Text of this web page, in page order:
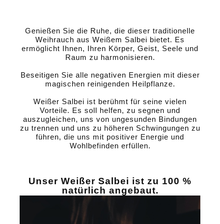
Genießen Sie die Ruhe, die dieser traditionelle
Weihrauch aus Weißem Salbei bietet. Es
ermöglicht Ihnen, Ihren Körper, Geist, Seele und
Raum zu harmonisieren.
Beseitigen Sie alle negativen Energien mit dieser
magischen reinigenden Heilpflanze.
Weißer Salbei ist berühmt für seine vielen
Vorteile. Es soll helfen, zu segnen und
auszugleichen, uns von ungesunden Bindungen
zu trennen und uns zu höheren Schwingungen zu
führen, die uns mit positiver Energie und
Wohlbefinden erfüllen.
Unser Weißer Salbei ist zu 100 %
natürlich angebaut.